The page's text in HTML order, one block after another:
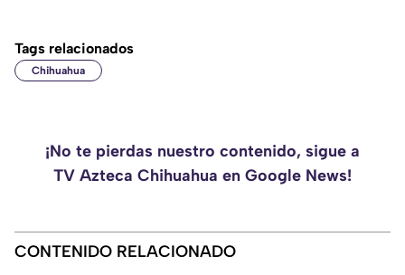
Tags relacionados
Chihuahua
¡No te pierdas nuestro contenido, sigue a
TV Azteca Chihuahua en Google News!
CONTENIDO RELACIONADO